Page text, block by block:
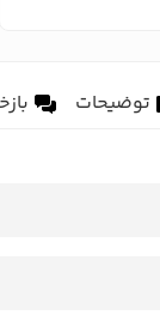
توضیحات